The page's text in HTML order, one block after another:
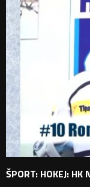
ŠPORT: HOKEJ: